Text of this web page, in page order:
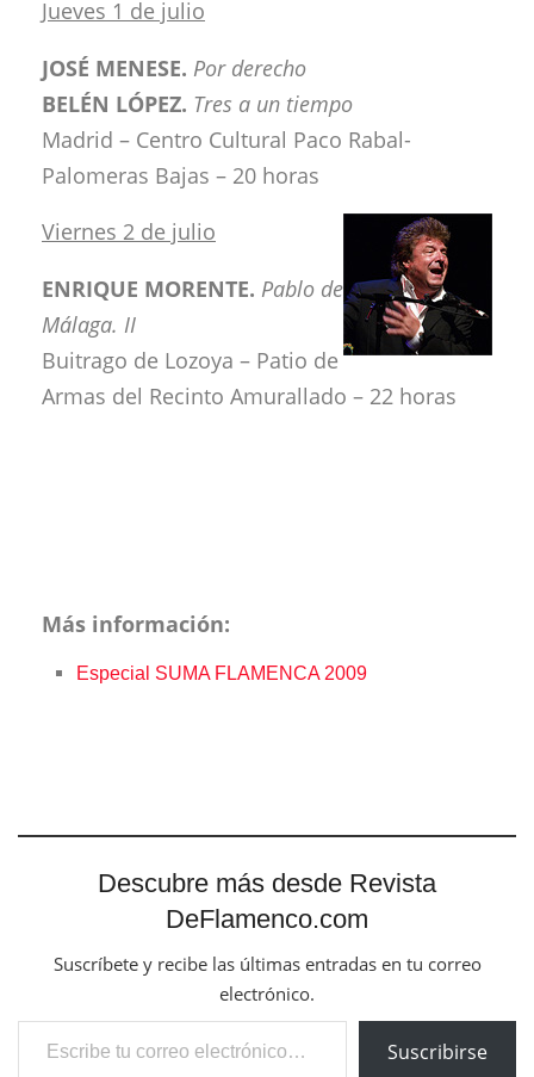
Jueves 1 de julio
JOSÉ MENESE. Por derecho
BELÉN LÓPEZ. Tres a un tiempo
Madrid – Centro Cultural Paco Rabal-
Palomeras Bajas – 20 horas
Viernes 2 de julio
ENRIQUE MORENTE. Pablo de
Málaga. II
Buitrago de Lozoya – Patio de
Armas del Recinto Amurallado – 22 horas
Más información:
Especial SUMA FLAMENCA 2009
Descubre más desde Revista
DeFlamenco.com
Suscríbete y recibe las últimas entradas en tu correo
electrónico.
Escribe tu correo electrónico…
Suscribirse